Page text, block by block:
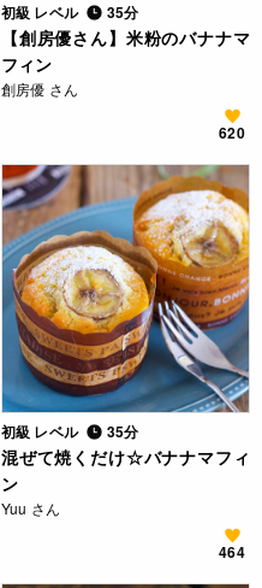
初級 レベル 35分
【創房優さん】米粉のバナナマ
フィン
創房優 さん
620
初級 レベル 35分
混ぜて焼くだけ☆バナナマフィ
ン
Yuu さん
464